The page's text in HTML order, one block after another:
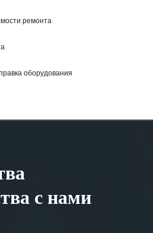
ремонта
оборудования
с нами